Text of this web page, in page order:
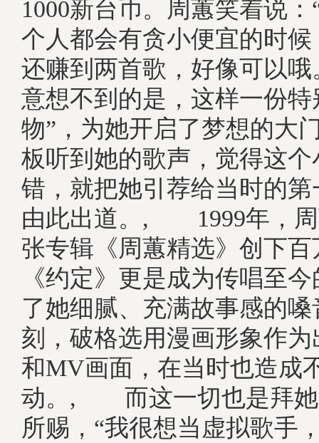
1000新台币。周蕙笑着说
个人都会有贪小便宜的时候
还赚到两首歌，好像可
意想不到的是，这样一份特
物”，为她开启了梦想的大
板听到她的歌声，觉得这
错，就把她引荐给当时的
由此出道。, 1999年，周
张专辑《周蕙精选》创下
《约定》更是成为传唱至
了她细腻、充满故事感的
刻，破格选用漫画形象作
和MV画面，在当时也造成
动。, 而这一切也是拜她
所赐，“我很想当虚拟歌手